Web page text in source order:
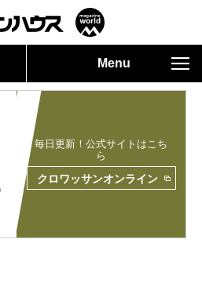
Menu
毎日更新！公式サイトはこち
ら
クロワッサンオンライン